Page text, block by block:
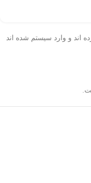
اند و وارد سیستم شده اند